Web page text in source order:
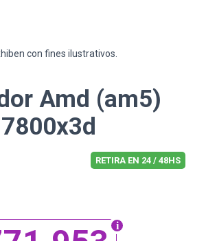
con fines ilustrativos.
Amd (am5)
RETIRA EN 24 / 48HS